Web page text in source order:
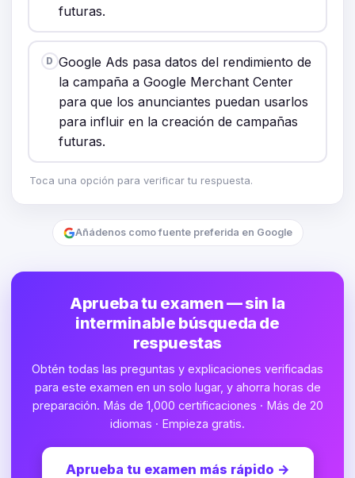
futuras.
D Google Ads pasa datos del rendimiento de
la campaña a Google Merchant Center
para que los anunciantes puedan usarlos
para influir en la creación de campañas
futuras.
Toca una opción para verificar tu respuesta.
Añádenos como fuente preferida en Google
Aprueba tu examen — sin la
interminable búsqueda de
respuestas
Obtén todas las preguntas y explicaciones verificadas
para este examen en un solo lugar, y ahorra horas de
preparación. Más de 1,000 certificaciones · Más de 20
idiomas · Empieza gratis.
Aprueba tu examen más rápido →